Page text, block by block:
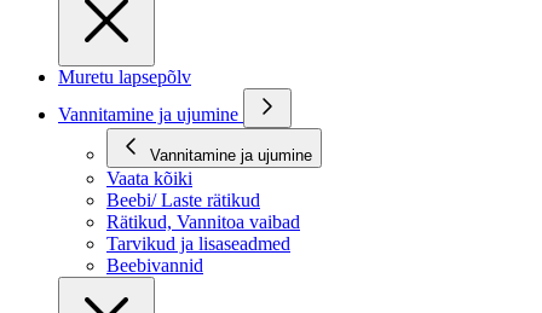
Muretu lapsepõlv
Vannitamine ja ujumine
Vannitamine ja ujumine
Vaata kõiki
Beebi/ Laste rätikud
Rätikud, Vannitoa vaibad
Tarvikud ja lisaseadmed
Beebivannid